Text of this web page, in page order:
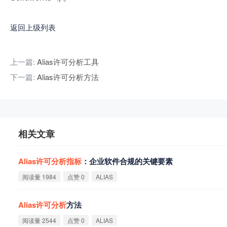
返回上级列表
上一篇: Alias许可分析工具
下一篇: Alias许可分析方法
相关文章
Alias许可分析指标 ：企业软件合规的关键要素
阅读量 1984 点赞 0 ALIAS
Alias许可分析方法
阅读量 2544 点赞 0 ALIAS